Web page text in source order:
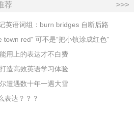
荐 >>>
英语词组：burn bridges 自断后路
town red” 可不是“把小镇涂成红色”
用上的表达才不白费
造高效英语学习体验
遭遇数十年一遇大雪
表达？？？